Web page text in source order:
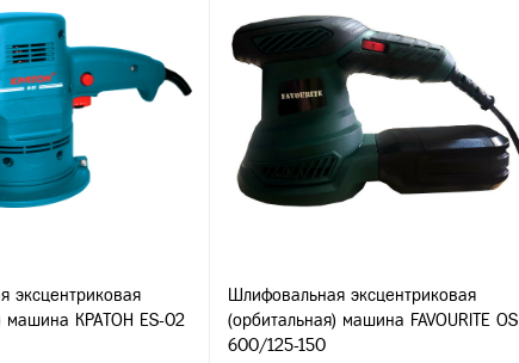
эксцентриковая
машина КРАТОН ES-02
Шлифовальная эксцентриковая
(орбитальная) машина FAVOURITE OS
600/125-150